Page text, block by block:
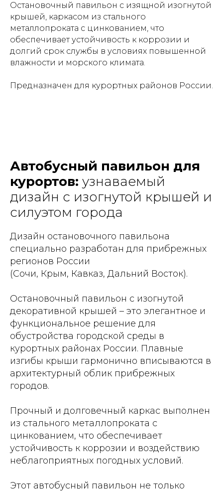
Остановочный павильон с изящной изогнутой
крышей, каркасом из стального
металлопроката с цинкованием, что
обеспечивает устойчивость к коррозии и
долгий срок службы в условиях повышенной
влажности и морского климата.
Предназначен для курортных районов России.
Автобусный павильон для
курортов: узнаваемый
дизайн с изогнутой крышей и
силуэтом города
Дизайн остановочного павильона
специально разработан для прибрежных
регионов России
(Сочи, Крым, Кавказ, Дальний Восток).
Остановочный павильон с изогнутой
декоративной крышей – это элегантное и
функциональное решение для
обустройства городской среды в
курортных районах России. Плавные
изгибы крыши гармонично вписываются в
архитектурный облик прибрежных
городов.
Прочный и долговечный каркас выполнен
из стального металлопроката с
цинкованием, что обеспечивает
устойчивость к коррозии и воздействию
неблагоприятных погодных условий.
Этот автобусный павильон не только